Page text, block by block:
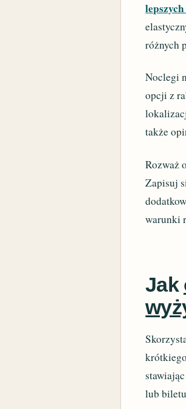
różnych
Noclegi
opcji z
także
Rozważ
Zapisuj
warunki
Jak
lub